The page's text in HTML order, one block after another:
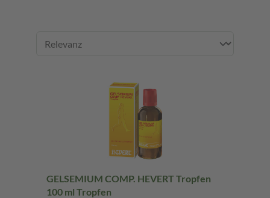
GELSEMIUM COMP. HEVERT Tropfen
100 ml Tropfen